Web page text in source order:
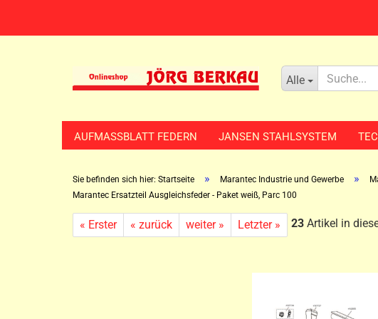
Alle
AUFMASSBLATT FEDERN JANSEN STAHLSYSTEM
Sie befinden sich hier: Startseite » Marantec Industrie und Gewerbe »
Marantec Ersatzteil Ausgleichsfeder - Paket weiß, Parc 100
« Erster « zurück weiter » Letzter » 23 Artikel in